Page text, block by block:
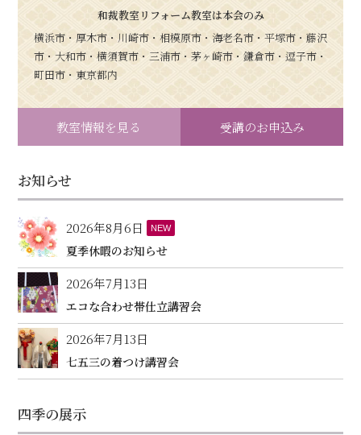
和裁教室リフォーム教室は本会のみ
横浜市・厚木市・川崎市・相模原市・海老名市・平塚市・藤沢
市・大和市・横須賀市・三浦市・茅ヶ崎市・鎌倉市・逗子市・
町田市・東京都内
教室情報を見る 受講のお申込み
お知らせ
2026年8月6日 NEW
夏季休暇のお知らせ
2026年7月13日
エコな合わせ帯仕立講習会
2026年7月13日
七五三の着つけ講習会
四季の展示